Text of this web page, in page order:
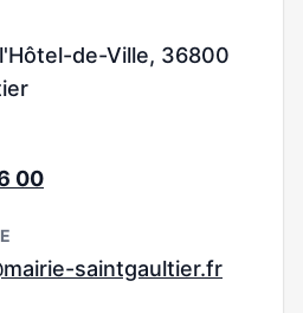
de-Ville, 36800
00
saintgaultier.fr